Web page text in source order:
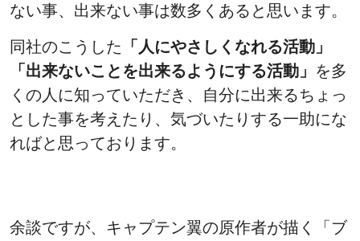
ない事、出来ない事は数多くあると思います。
同社のこうした 「人にやさしくなれる活動」
「出来ないことを出来るようにする活動」 を多
くの人に知っていただき、自分に出来るちょっ
とした事を考えたり、気づいたりする一助にな
ればと思っております。
余談ですが、キャプテン翼の原作者が描く「ブ